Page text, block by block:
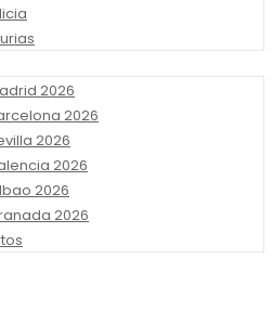
2026
2026
2026
2026
2026
2026